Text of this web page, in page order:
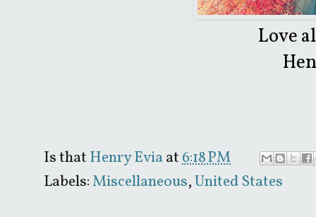
Love
Is thatHenry Eviaat6:18 PM
Labels:Miscellaneous,United States